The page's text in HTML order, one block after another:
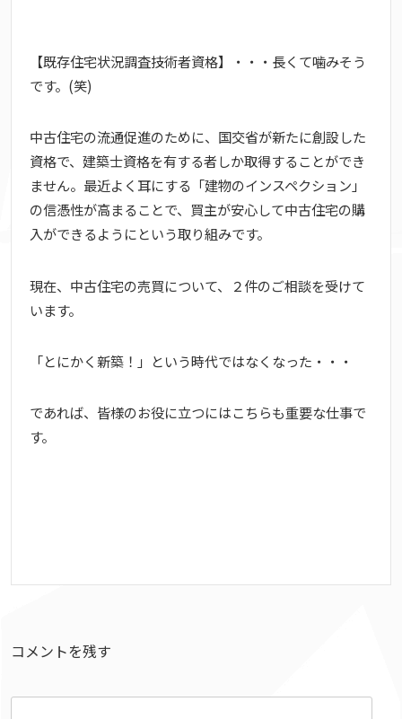
【既存住宅状況調査技術者資格】・・・長くて噛みそう
です。(笑)
中古住宅の流通促進のために、国交省が新たに創設した
資格で、建築士資格を有する者しか取得することができ
ません。最近よく耳にする「建物のインスペクション」
の信憑性が高まることで、買主が安心して中古住宅の購
入ができるようにという取り組みです。
現在、中古住宅の売買について、２件のご相談を受けて
います。
「とにかく新築！」という時代ではなくなった・・・
であれば、皆様のお役に立つにはこちらも重要な仕事で
す。
コメントを残す